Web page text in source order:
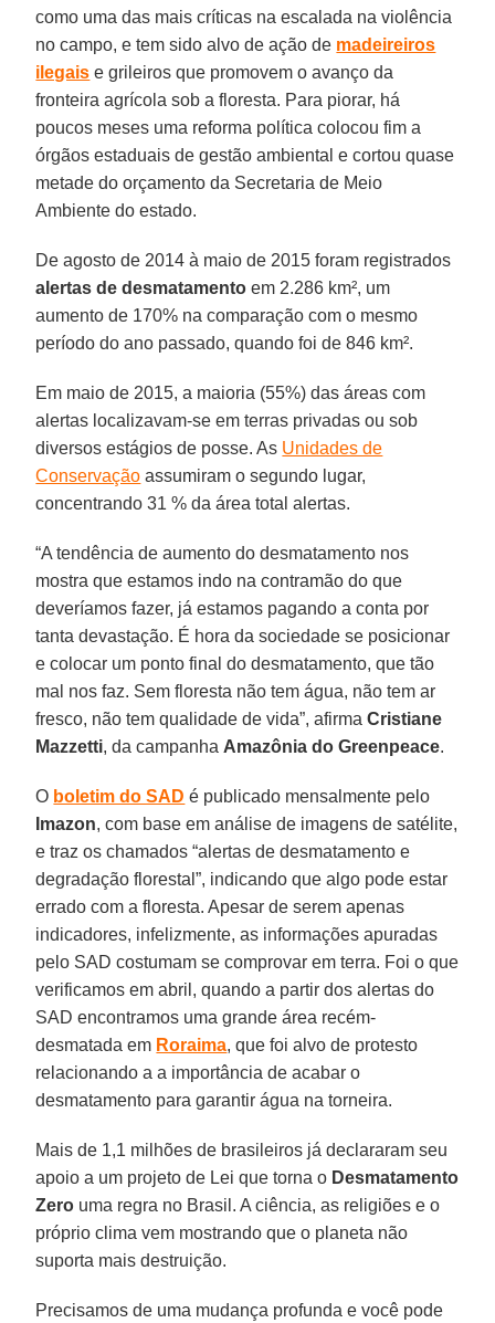
como uma das mais críticas na escalada na violência
no campo, e tem sido alvo de ação de madeireiros
ilegais e grileiros que promovem o avanço da
fronteira agrícola sob a floresta. Para piorar, há
poucos meses uma reforma política colocou fim a
órgãos estaduais de gestão ambiental e cortou quase
metade do orçamento da Secretaria de Meio
Ambiente do estado.
De agosto de 2014 à maio de 2015 foram registrados
alertas de desmatamento em 2.286 km², um
aumento de 170% na comparação com o mesmo
período do ano passado, quando foi de 846 km².
Em maio de 2015, a maioria (55%) das áreas com
alertas localizavam-se em terras privadas ou sob
diversos estágios de posse. As Unidades de
Conservação assumiram o segundo lugar,
concentrando 31 % da área total alertas.
“A tendência de aumento do desmatamento nos
mostra que estamos indo na contramão do que
deveríamos fazer, já estamos pagando a conta por
tanta devastação. É hora da sociedade se posicionar
e colocar um ponto final do desmatamento, que tão
mal nos faz. Sem floresta não tem água, não tem ar
fresco, não tem qualidade de vida”, afirmaCristiane
Mazzetti, da campanha Amazônia do Greenpeace.
O boletim do SAD é publicado mensalmente pelo
Imazon, com base em análise de imagens de satélite,
e traz os chamados “alertas de desmatamento e
degradação florestal”, indicando que algo pode estar
errado com a floresta. Apesar de serem apenas
indicadores, infelizmente, as informações apuradas
pelo SAD costumam se comprovar em terra. Foi o que
verificamos em abril, quando a partir dos alertas do
SAD encontramos uma grande área recém-
desmatada em Roraima, que foi alvo de protesto
relacionando a a importância de acabar o
desmatamento para garantir água na torneira.
Mais de 1,1 milhões de brasileiros já declararam seu
apoio a um projeto de Lei que torna o Desmatamento
Zero uma regra no Brasil. A ciência, as religiões e o
próprio clima vem mostrando que o planeta não
suporta mais destruição.
Precisamos de uma mudança profunda e você pode